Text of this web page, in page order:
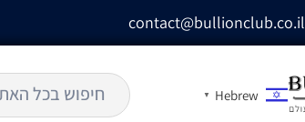
contact@bullionclub.co.il
Hebrew
▼